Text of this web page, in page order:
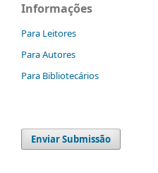
Informações
Para Leitores
Para Autores
Para Bibliotecários
Enviar Submissão